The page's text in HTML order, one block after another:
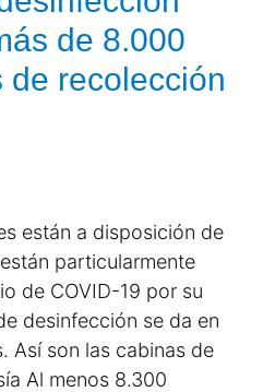
de 8.000
de recolección
están a disposición de
particularmente
de COVID-19 por su
desinfección se da en
Así son las cabinas de
Al menos 8.300